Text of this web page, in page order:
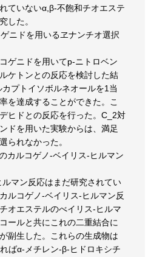
ていないα,β-不飽和チオエステ
した。
ニドを用いるヱナンチオ選択
ゲニドを用いてp-ニトロベン
ケトンとの反応を検討した結
プトイソボルネオールを1当
を達成することができた。こ
ヒドとの反応を行った。C_2対
ドを用いた実験からは、満足
られなかった。
カルコゲノ-ベイリス-ヒルマン
マン反応はまだ研究されてい
ルコゲノ-ベイリス-ヒルマン反
オエステルのべイリス-ヒルマ
ールと共にこれの二重結合に
副生した。これらの生成物は
ばα-メチレン-β-ヒドロキシチ